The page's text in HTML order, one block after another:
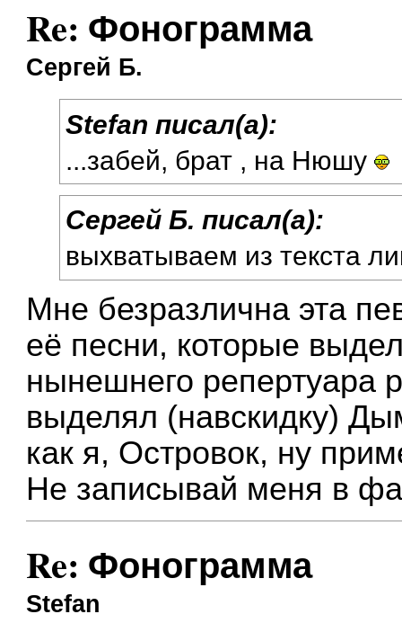
Re: Фонограмма
Сергей Б.
Stefan писал(а):
...забей, брат , на Нюшу
Сергей Б. писал(а):
выхватываем из текста
Мне безразлична эта
её песни, которые
нынешнего репертуара
выделял (навскидку)
как я, Островок, ну
Не записывай меня в
Re: Фонограмма
Stefan